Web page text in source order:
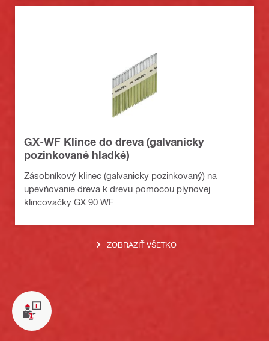
GX-WF Klince do dreva (galvanicky
pozinkované hladké)
Zásobníkový klinec (galvanicky pozinkovaný) na
upevňovanie dreva k drevu pomocou plynovej
klincovačky GX 90 WF
ZOBRAZIŤ VŠETKO